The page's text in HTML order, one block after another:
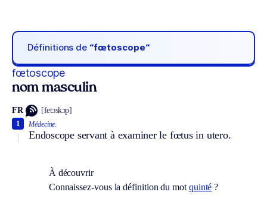
Définitions de “fœtoscope“
fœtoscope
nom masculin
FR [fetɔskɔp]
Médecine.
Endoscope servant à examiner le fœtus in utero.
1
À découvrir
Connaissez-vous la définition du mot quinté ?